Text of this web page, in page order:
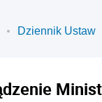
Dziennik Ustaw